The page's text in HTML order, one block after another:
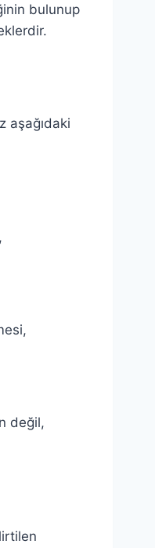
bulunup
aşağıdaki
değil,